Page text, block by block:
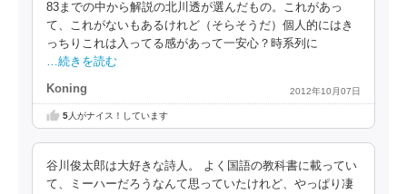
83までの中から解説の北川透が選んだもの。これがあっ
て、これがないもあるけれど（そらそうだ）個人的にはき
っちりこれは入ってる感があって一安心？時系列に
…続きを読む
Koning 2012年10月07日
5人がナイス！しています
谷川俊太郎は大好きな詩人。 よく国語の教科書に載ってい
て、ミーハーだろうなんて思っていたけれど、やっぱり凄